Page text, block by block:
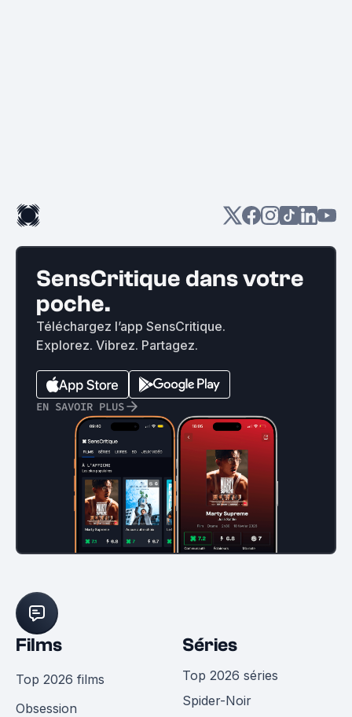
SensCritique dans votre
poche.
Téléchargez l’app SensCritique.
Explorez. Vibrez. Partagez.
EN SAVOIR PLUS
Films
Top 2026 films
Obsession
Séries
Top 2026 séries
Spider-Noir